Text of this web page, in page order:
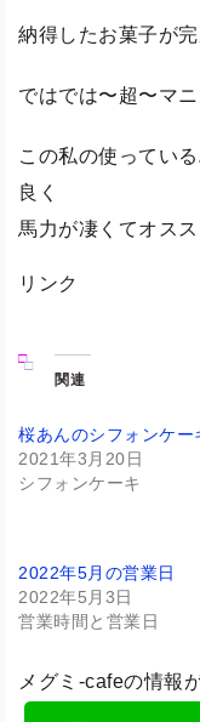
納得したお菓子が
ではでは〜超〜マ
この私の使ってい
良く
馬力が凄くてオスス
リンク
関連
桜あんのシフォンケー
2021年3月20日
シフォンケーキ
2022年5月の営業日
2022年5月3日
営業時間と営業日
メグミ-cafeの情報